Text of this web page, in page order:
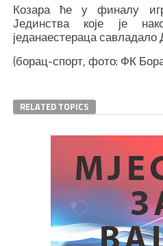
Козара ће у финалу
Јединства које је
једанаестераца савладало
(борац-спорт, фото: ФК
RELATED TOPICS